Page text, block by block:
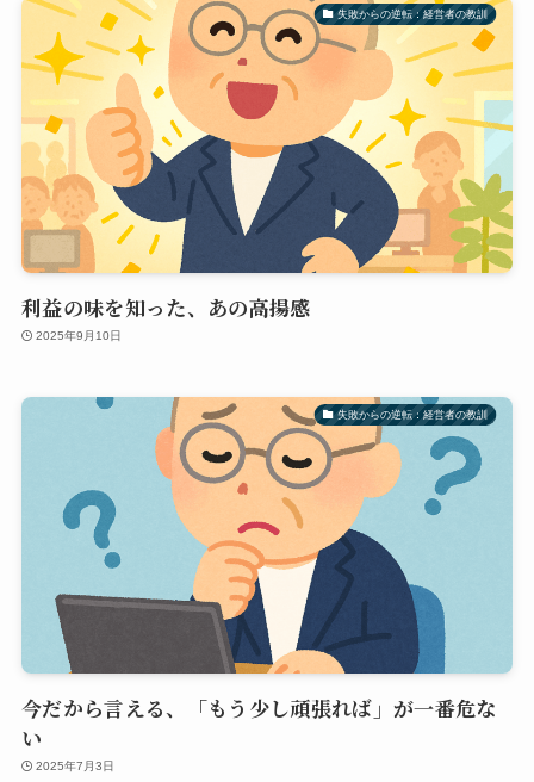
失敗からの逆転：経営者の教訓
利益の味を知った、あの高揚感
2025年9月10日
失敗からの逆転：経営者の教訓
今だから言える、「もう少し頑張れば」が一番危な
い
2025年7月3日